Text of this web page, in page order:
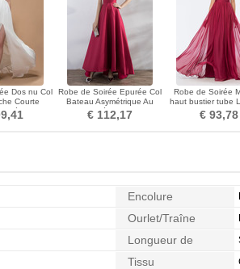
Dos nu Col
Courte
Elégant
Robe de Soirée Epurée Col
Bateau Asymétrique Au
Drapée aligne
€ 112,17
Robe de Soirée
haut bustier tube
A-ligne Dos
€ 93,78
Encolure
Ourlet/Traîne
Longueur de
Manches
Tissu